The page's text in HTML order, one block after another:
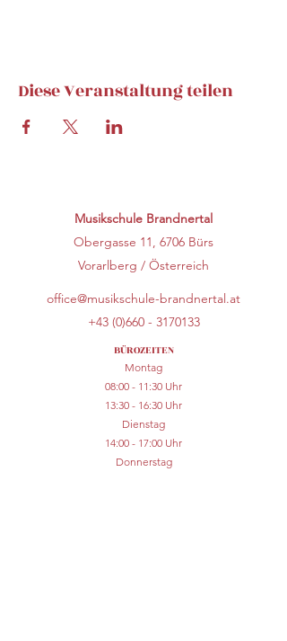
Diese Veranstaltung teilen
Musikschule Brandnertal
Obergasse 11, 6706 Bürs
Vorarlberg / Österreich
office@musikschule-brandnertal.at
+43 (0)660 - 3170133
BÜROZEITEN
Montag
08:00 - 11:30 Uhr
13:30 - 16:30 Uhr
Dienstag
14:00 - 17:00 Uhr
Donnerstag